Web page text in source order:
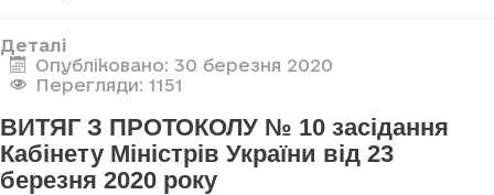
Деталі
Опубліковано: 30 березня 2020
Перегляди: 1151
ВИТЯГ З ПРОТОКОЛУ № 10 засідання
Кабінету Міністрів України від 23
березня 2020 року